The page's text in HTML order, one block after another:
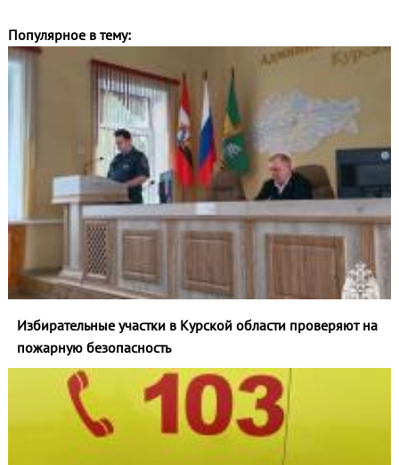
Популярное в тему:
Избирательные участки в Курской области проверяют на
пожарную безопасность